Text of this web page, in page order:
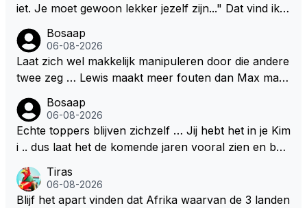
iet. Je moet gewoon lekker jezelf zijn..." Dat vind ik z
waliteit en niet om kwantiteit in het (zijn) leven. Voor
zo'n mindset in een wereld waarin het nota bene he
el vaak juist WEL om kwantiteit draait, en dat op z
bben. Toen hij zijn eerste titel in Abu Dhabi won in 2
021 zei hij al direct dat hij had bereikt wat hij altijd al g
raag wilde. Max was tevreden, de rest is bonus. Iets
dergelijks heb ik bijvoorbeeld Lando Norris nog niet
horen zeggen. Eigenlijk nog geen enkele andere cou
reur...
Bosaap
06-08-2026
Laat zich wel makkelijk manipuleren door die andere
twee zeg … Lewis maakt meer fouten dan Max maar
dt goed, begrijp mij goed, maar heeft ook het beste
materiaal .. Het kan en mag nooit zo zijn dat hij kwa
rijden hoger ingeschaald wordt dan Lewis en Max ..
toch echt te kort ..
Bosaap
06-08-2026
Echte toppers blijven zichzelf … Jij hebt het in je Kim
i .. dus laat het de komende jaren vooral zien en be
Tiras
06-08-2026
Blijf het apart vinden dat Afrika waarvan de 3 landen